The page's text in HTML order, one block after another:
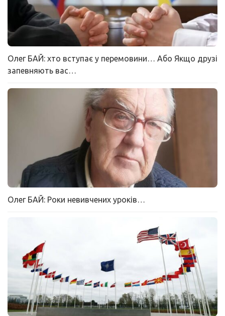
Олег БАЙ: хто вступає у перемовини… Або Якщо друзі
запевняють вас…
Олег БАЙ: Роки невивчених уроків…